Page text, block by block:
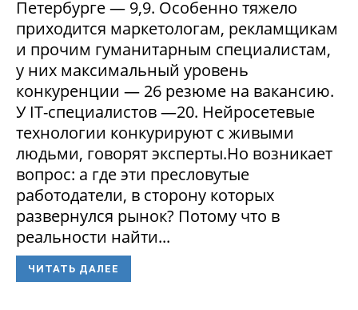
Петербурге — 9,9. Особенно тяжело
приходится маркетологам, рекламщикам
и прочим гуманитарным специалистам,
у них максимальный уровень
конкуренции — 26 резюме на вакансию.
У IT-специалистов —20. Нейросетевые
технологии конкурируют с живыми
людьми, говорят эксперты.Но возникает
вопрос: а где эти пресловутые
работодатели, в сторону которых
развернулся рынок? Потому что в
реальности найти...
ЧИТАТЬ ДАЛЕЕ